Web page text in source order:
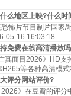
么地区上映?什么时
怖片节目制片国家/
05-16 16:03:18.
免费在线高清播放
真面目2026》HD支
等各种高清模
评分网站评价?
》在豆瓣的评分